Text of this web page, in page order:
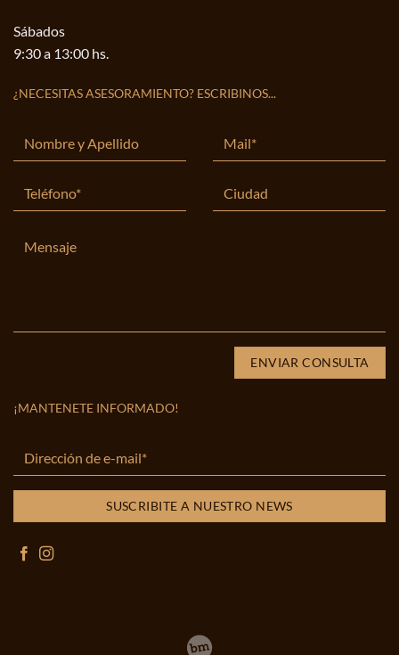
Sábados
9:30 a 13:00 hs.
¿NECESITAS ASESORAMIENTO? ESCRIBINOS...
¡MANTENETE INFORMADO!